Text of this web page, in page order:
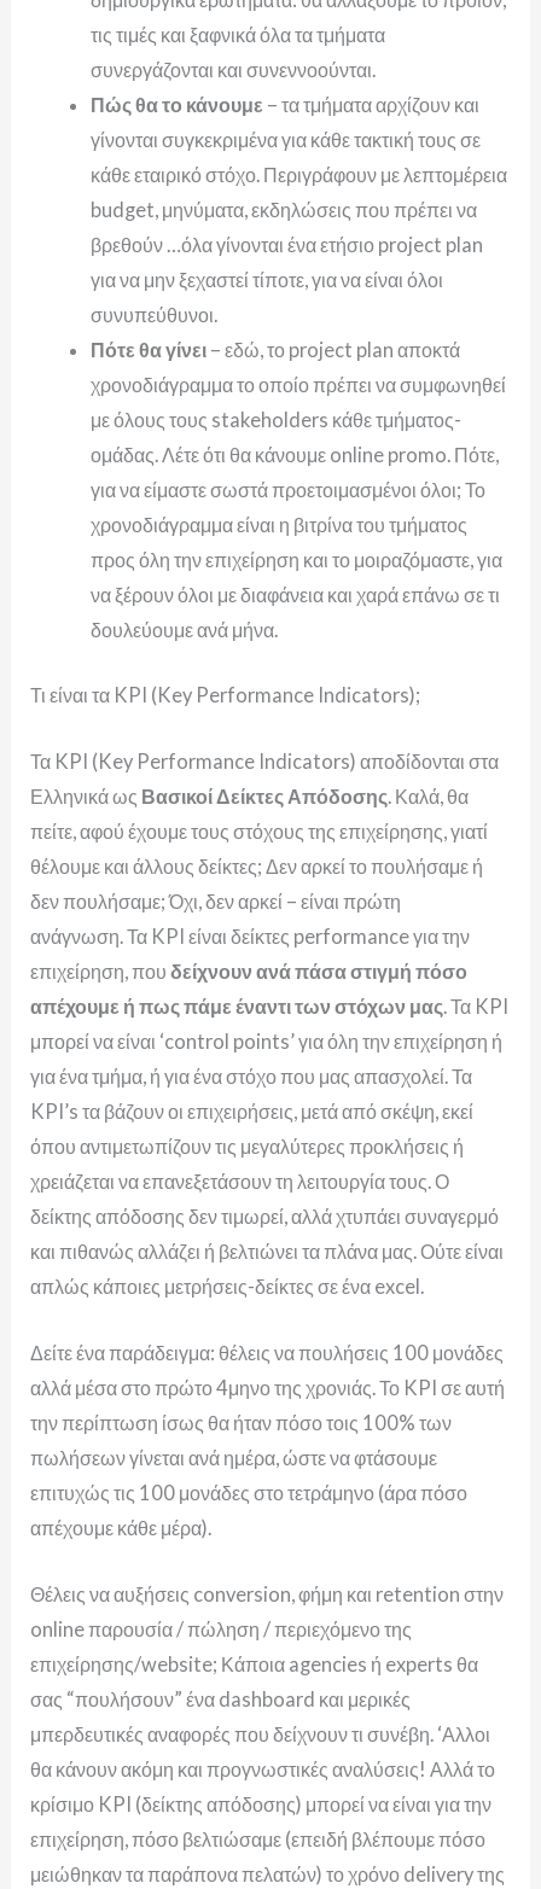
τις τιμές και ξαφνικά όλα τα τμήματα
συνεργάζονται και συνεννοούνται.
Πώς θα το κάνουμε – τα τμήματα αρχίζουν και
γίνονται συγκεκριμένα για κάθε τακτική τους σε
κάθε εταιρικό στόχο. Περιγράφουν με λεπτομέρεια
budget, μηνύματα, εκδηλώσεις που πρέπει να
βρεθούν …όλα γίνονται ένα ετήσιο project plan
για να μην ξεχαστεί τίποτε, για να είναι όλοι
συνυπεύθυνοι.
Πότε θα γίνει– εδώ, το project plan αποκτά
χρονοδιάγραμμα το οποίο πρέπει να συμφωνηθεί
με όλους τους stakeholders κάθε τμήματος-
ομάδας. Λέτε ότι θα κάνουμε online promo. Πότε,
για να είμαστε σωστά προετοιμασμένοι όλοι; Το
χρονοδιάγραμμα είναι η βιτρίνα του τμήματος
προς όλη την επιχείρηση και το μοιραζόμαστε, για
να ξέρουν όλοι με διαφάνεια και χαρά επάνω σε τι
δουλεύουμε ανά μήνα.
Τι είναι τα KPI (Key Performance Indicators);
Τα KPI (Key Performance Indicators) αποδίδονται στα
Ελληνικά ως Βασικοί Δείκτες Απόδοσης . Καλά, θα
πείτε, αφού έχουμε τους στόχους της επιχείρησης, γιατί
θέλουμε και άλλους δείκτες; Δεν αρκεί το πουλήσαμε ή
δεν πουλήσαμε; Όχι, δεν αρκεί – είναι πρώτη
ανάγνωση.Τα KPI είναι δείκτες performance για την
επιχείρηση, πουδείχνουν ανά πάσα στιγμή πόσο
απέχουμε ή πως πάμε έναντι των στόχων μας . Τα KPI
μπορεί να είναι ‘control points’ για όλη την επιχείρηση ή
για ένα τμήμα, ή για ένα στόχο που μας απασχολεί.Τα
KPI’s τα βάζουν οι επιχειρήσεις, μετά από σκέψη, εκεί
όπου αντιμετωπίζουν τις μεγαλύτερες προκλήσεις ή
χρειάζεται να επανεξετάσουν τη λειτουργία τους. Ο
δείκτης απόδοσης δεν τιμωρεί, αλλά χτυπάει συναγερμό
και πιθανώς αλλάζει ή βελτιώνει τα πλάνα μας. Ούτε είναι
απλώς κάποιες μετρήσεις-δείκτες σε ένα excel.
Δείτε ένα παράδειγμα: θέλεις να πουλήσεις 100 μονάδες
αλλά μέσα στο πρώτο 4μηνο της χρονιάς. Το KPI σε αυτή
την περίπτωση ίσως θα ήταν πόσο τοις 100% των
πωλήσεων γίνεται ανά ημέρα, ώστε να φτάσουμε
επιτυχώς τις 100 μονάδες στο τετράμηνο (άρα πόσο
απέχουμε κάθε μέρα).
Θέλεις να αυξήσεις conversion, φήμη και retention στην
online παρουσία / πώληση / περιεχόμενο της
επιχείρησης/website; Κάποια agencies ή experts θα
σας “πουλήσουν” ένα dashboard και μερικές
μπερδευτικές αναφορές που δείχνουν τι συνέβη. ‘Αλλοι
θα κάνουν ακόμη και προγνωστικές αναλύσεις! Αλλά το
κρίσιμο KPI (δείκτης απόδοσης) μπορεί να είναι για την
επιχείρηση, πόσο βελτιώσαμε (επειδή βλέπουμε πόσο
μειώθηκαν τα παράπονα πελατών) το χρόνο delivery της